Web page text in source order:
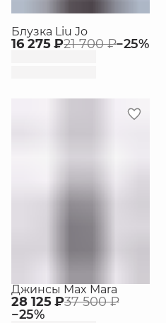
Блузка Liu Jo
16 275 ₽21 700 ₽−25%
Джинсы Max Mara
28 125 ₽37 500 ₽
−25%